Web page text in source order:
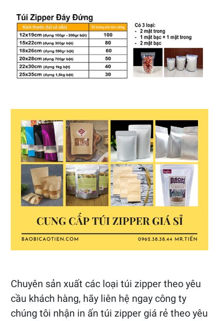
Chuyên sản xuất các loại túi zipper theo yêu
cầu khách hàng, hãy liên hệ ngay công ty
chúng tôi nhận in ấn túi zipper giá rẻ theo yêu